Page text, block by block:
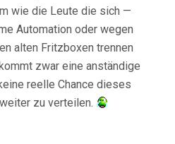
wie die Leute die sich —
Automation oder wegen
alten Fritzboxen trennen
zwar eine anständige
reelle Chance dieses
zu verteilen.